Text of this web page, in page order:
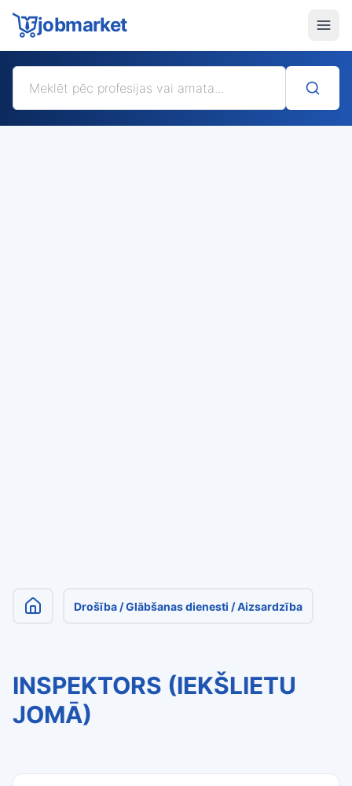
jobmarket
Drošība / Glābšanas dienesti / Aizsardzība
INSPEKTORS (IEKŠLIETU
JOMĀ)